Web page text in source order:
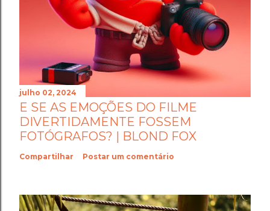
julho 02, 2024
E SE AS EMOÇÕES DO FILME
DIVERTIDAMENTE FOSSEM
FOTÓGRAFOS? | BLOND FOX
Compartilhar Postar um comentário